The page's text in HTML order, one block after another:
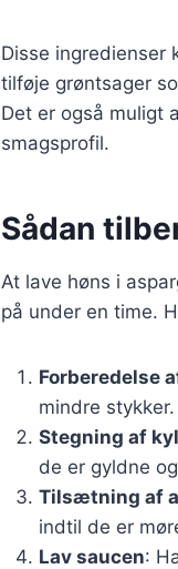
Disse ingredienser
tilføje grøntsager
Det er også muligt
smagsprofil.
Sådan
At lave høns i
på under en time.
Forberedelse
mindre
Stegning af
de er gyldne
Tilsætning af
indtil de er
Lav saucen: